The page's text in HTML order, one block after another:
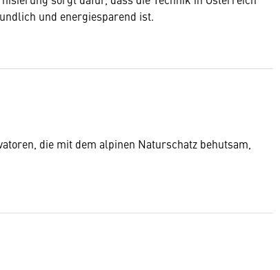
und energiesparend ist.
die mit dem alpinen Naturschatz behutsam,